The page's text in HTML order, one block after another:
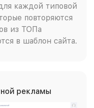
каждой типовой
повторяются
из ТОПа
в шаблон сайта.
рекламы